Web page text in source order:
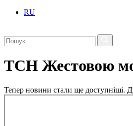
RU
ТСН Жестовою
Тепер новини стали ще